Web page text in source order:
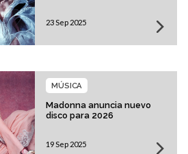
23 Sep 2025
Madonna anuncia nuevo
disco para 2026
MÚSICA
19 Sep 2025